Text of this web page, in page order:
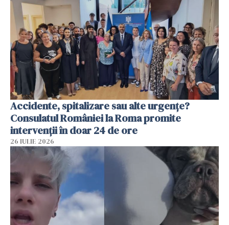
Accidente, spitalizare sau alte urgențe?
Consulatul României la Roma promite
intervenții în doar 24 de ore
26 IULIE 2026